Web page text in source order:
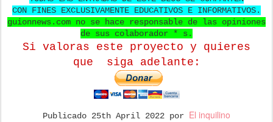
CON FINES EXCLUSIVAMENTE EDUCATIVOS E INFORMATIVOS.
guionnews.com no se hace responsable de las opiniones
de sus colaborador * s.
Si valoras este proyecto y quieres
que siga adelante:
Publicado 25th April 2022 por El inquilino